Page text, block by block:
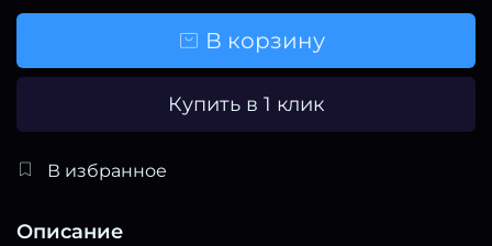
В корзину
Купить в 1 клик
В избранное
Описание